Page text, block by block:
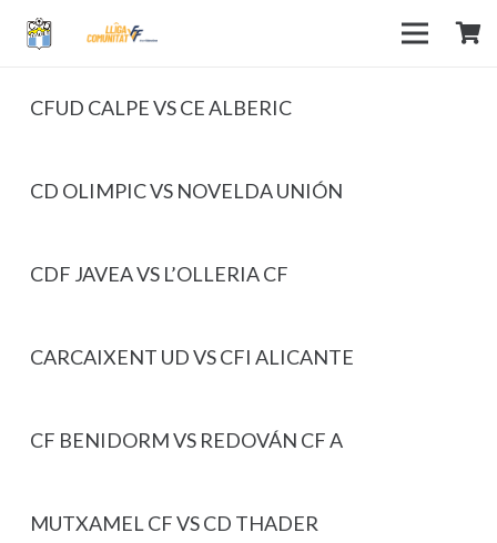
CFUD CALPE VS CE ALBERIC
CD OLIMPIC VS NOVELDA UNIÓN
CDF JAVEA VS L’OLLERIA CF
CARCAIXENT UD VS CFI ALICANTE
CF BENIDORM VS REDOVÁN CF A
MUTXAMEL CF VS CD THADER